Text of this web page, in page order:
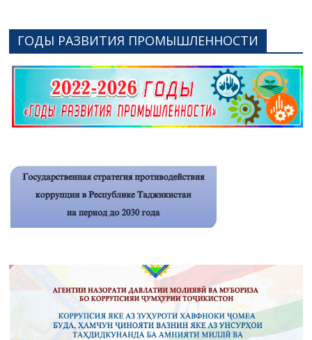
ГОДЫ РАЗВИТИЯ ПРОМЫШЛЕННОСТИ